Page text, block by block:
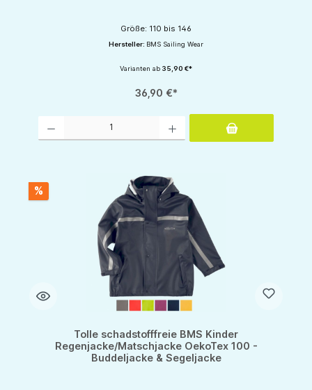
Größe: 110 bis 146
Hersteller: BMS Sailing Wear
Varianten ab 35,90 €*
36,90 €*
%
Tolle schadstofffreie BMS Kinder
Regenjacke/Matschjacke OekoTex 100 -
Buddeljacke & Segeljacke